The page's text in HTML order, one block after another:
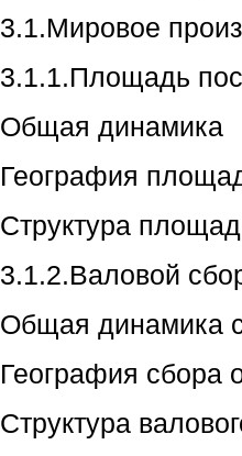
3.1.Мировое
3.1.1.Площадь
Общая динамика
География
Структура
3.1.2.Валовой
Общая динамика
География сбора
Структура